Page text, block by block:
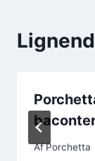
AfPorchetta